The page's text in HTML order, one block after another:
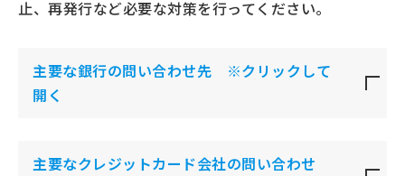
止、再発行など必要な対策を行ってください。
主要な銀行の問い合わせ先 ※クリックして
開く
主要なクレジットカード会社の問い合わせ